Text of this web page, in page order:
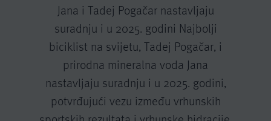
Jana i Tadej Pogačar nastavljaju
suradnju i u 2025. godini Najbolji
biciklist na svijetu, Tadej Pogačar, i
prirodna mineralna voda Jana
nastavljaju suradnju i u 2025. godini,
potvrđujući vezu između vrhunskih